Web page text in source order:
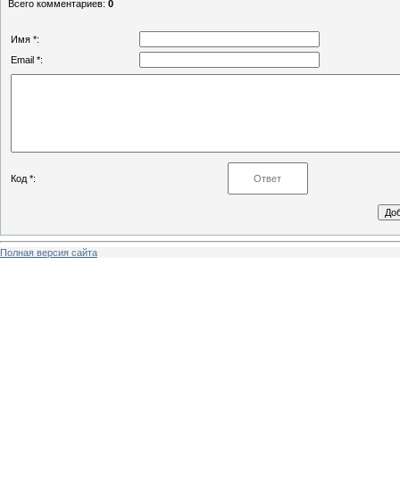
Всего комментариев: 0
Имя *:
Email *:
Код *:
Полная версия сайта